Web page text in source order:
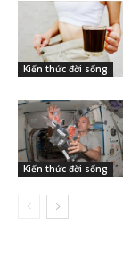
Kiến thức đời sống
Kiến thức đời sống